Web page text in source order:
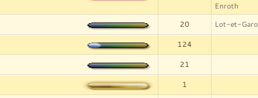
Enroth
20 Lot-et-
124
21
1